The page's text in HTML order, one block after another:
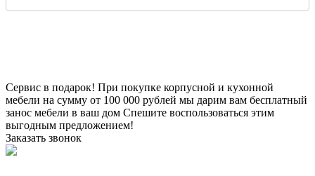
Сервис в подарок! При покупке корпусной и кухонной
мебели на сумму от 100 000 рублей мы дарим вам бесплатный
занос мебели в ваш дом Спешите воспользоваться этим
выгодным предложением!
Заказать звонок